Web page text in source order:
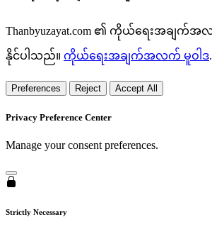
Thanbyuzayat.com ၏ ကိုယ်ရေးအချက်
နိုင်ပါသည်။ ကိုယ်ရေးအချက်အလက် မူဝါဒ.
Preferences Reject Accept All
Privacy Preference Center
Manage your consent preferences.
Strictly Necessary